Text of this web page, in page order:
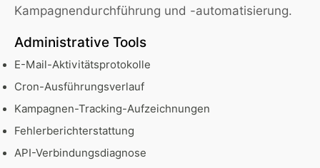
Kampagnendurchführung und -automatisierung.
Administrative Tools
E-Mail-Aktivitätsprotokolle
Cron-Ausführungsverlauf
Kampagnen-Tracking-Aufzeichnungen
Fehlerberichterstattung
API-Verbindungsdiagnose